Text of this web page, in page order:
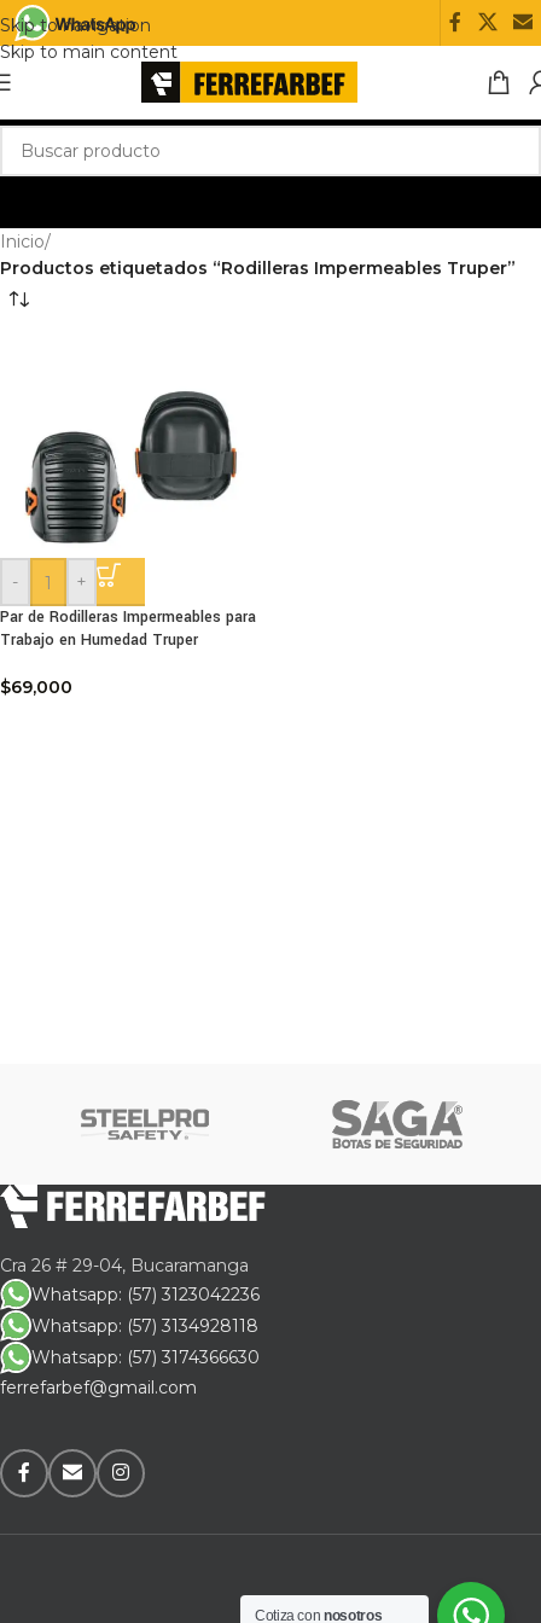
Skip to navigation
Skip to main content
Inicio/
Productos etiquetados “Rodilleras Impermeables Truper”
-
+
Par de Rodilleras Impermeables para
Trabajo en Humedad Truper
$69,000
Cra 26 # 29-04, Bucaramanga
Whatsapp: (57) 3123042236
Whatsapp: (57) 3134928118
Whatsapp: (57) 3174366630
ferrefarbef@gmail.com
Cotiza connosotros